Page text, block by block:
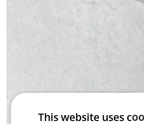
This website uses